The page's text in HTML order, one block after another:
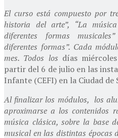
El curso está compuesto por
historia del arte”, “La
diferentes formas
diferentes formas”. Cada
mes. Todos los días
partir del 6 de julio en las
Infante (CEFI) en la Ciudad de
Al finalizar los módulos, los
aproximarse a los contenidos
música clásica, sobre la base
musical en las distintas épocas